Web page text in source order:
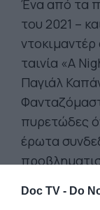
Doc TV - Do
Ένα από τα
του 2021 –
ντοκιμαντέρ
ταινία «A
Παγιάλ
πυρετώδες
έρωτα